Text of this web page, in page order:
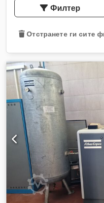
Филтер
Отстранете ги сите